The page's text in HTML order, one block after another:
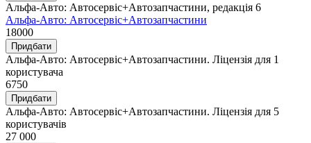
Альфа-Авто: Автосервіс+Автозапчастини, редакція 6
Альфа-Авто: Автосервіс+Автозапчастини
18000
Придбати
Альфа-Авто: Автосервіс+Автозапчастини. Ліцензія для 1
користувача
6750
Придбати
Альфа-Авто: Автосервіс+Автозапчастини. Ліцензія для 5
користувачів
27 000